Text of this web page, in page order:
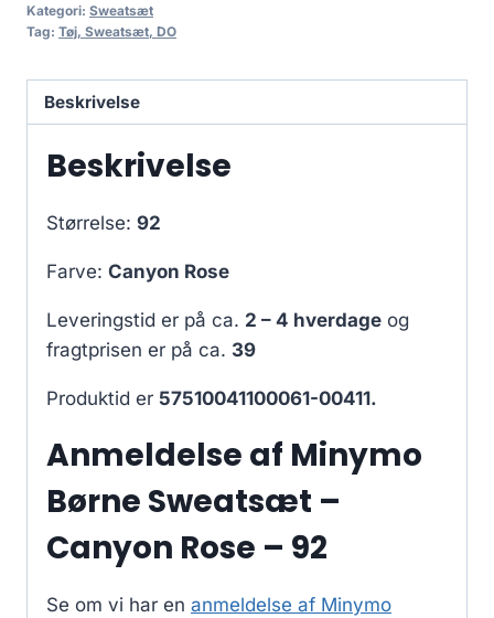
Kategori: Sweatsæt
Tag: Tøj, Sweatsæt, DO
Beskrivelse
Beskrivelse
Størrelse: 92
Farve: Canyon Rose
Leveringstid er på ca. 2 – 4 hverdage og
fragtprisen er på ca. 39
Produktid er 57510041100061-00411.
Anmeldelse af Minymo
Børne Sweatsæt –
Canyon Rose – 92
Se om vi har en anmeldelse af Minymo